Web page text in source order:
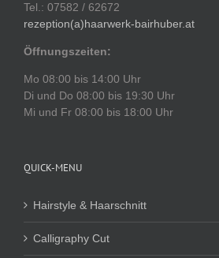
Tel.: 07582 / 62672
rezeption(a)haarwerk-bairhuber.at
Öffnungszeiten:
Mo 08:00 bis 14:00 Uhr
Di und Do 08:00 bis 19:30 Uhr
Mi und Fr 08:00 bis 18:00 Uhr
QUICK-MENU
Hairstyle & Haarschnitt
Calligraphy Cut